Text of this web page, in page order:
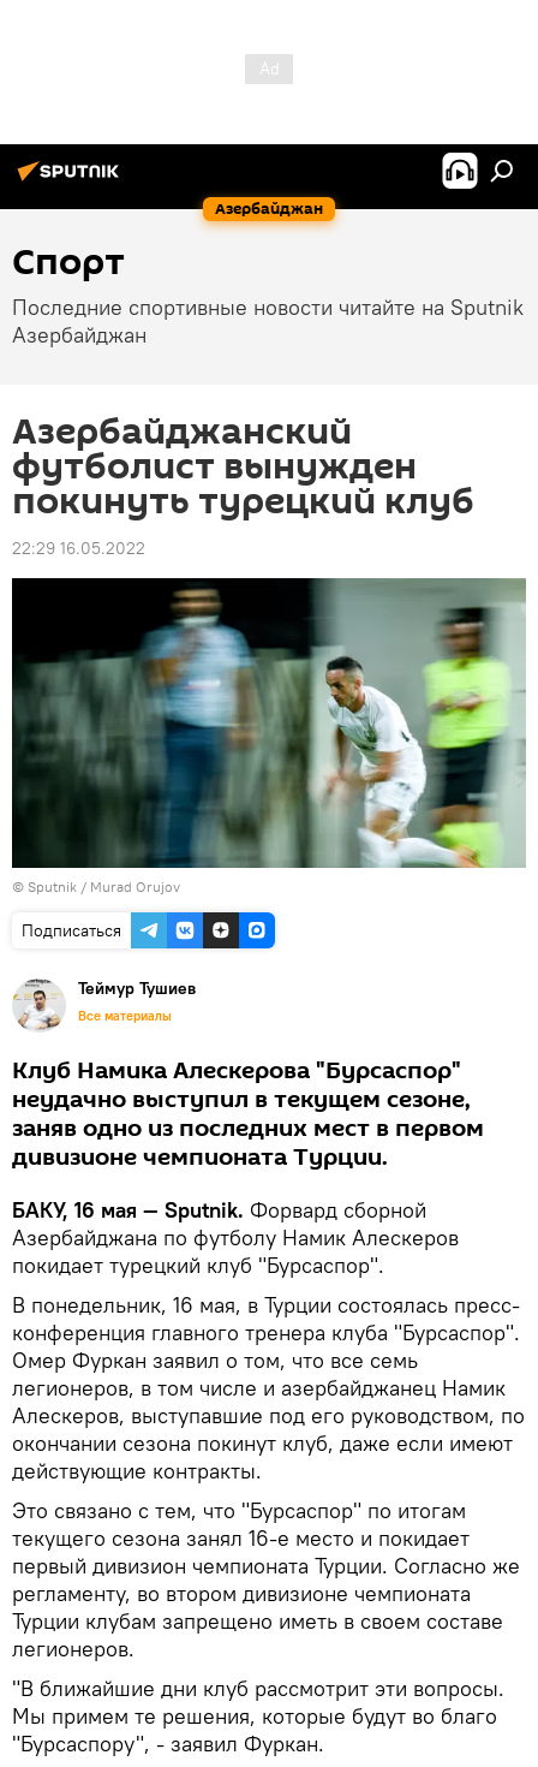
Азербайджан
Спорт
Последние спортивные новости читайте на Sputnik
Азербайджан
Азербайджанский
футболист вынужден
покинуть турецкий клуб
22:29 16.05.2022
© Sputnik / Murad Orujov
Подписаться
Теймур Тушиев
Все материалы
Клуб Намика Алескерова "Бурсаспор"
неудачно выступил в текущем сезоне,
заняв одно из последних мест в первом
дивизионе чемпионата Турции.
БАКУ, 16 мая — Sputnik. Форвард сборной
Азербайджана по футболу Намик Алескеров
покидает турецкий клуб "Бурсаспор".
В понедельник, 16 мая, в Турции состоялась пресс-
конференция главного тренера клуба "Бурсаспор".
Омер Фуркан заявил о том, что все семь
легионеров, в том числе и азербайджанец Намик
Алескеров, выступавшие под его руководством, по
окончании сезона покинут клуб, даже если имеют
действующие контракты.
Это связано с тем, что "Бурсаспор" по итогам
текущего сезона занял 16-е место и покидает
первый дивизион чемпионата Турции. Согласно же
регламенту, во втором дивизионе чемпионата
Турции клубам запрещено иметь в своем составе
легионеров.
"В ближайшие дни клуб рассмотрит эти вопросы.
Мы примем те решения, которые будут во благо
"Бурсаспору", - заявил Фуркан.